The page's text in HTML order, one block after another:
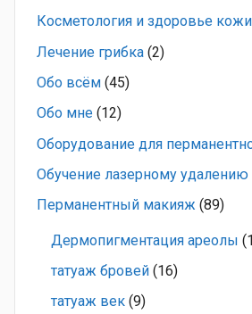
Косметология и здоровье кожи
Лечение грибка (2)
Обо всём (45)
Обо мне (12)
Оборудование для
Обучение лазерному удалению
Перманентный макияж (89)
Дермопигментация ареолы
татуаж бровей (16)
татуаж век (9)